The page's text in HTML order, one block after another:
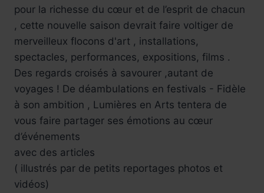
pour la richesse du cœur et de l’esprit de chacun
, cette nouvelle saison devrait faire voltiger de
merveilleux flocons d'art , installations,
spectacles, performances, expositions, films .
Des regards croisés à savourer ,autant de
voyages ! De déambulations en festivals - Fidèle
à son ambition , Lumières en Arts tentera de
vous faire partager ses émotions au cœur
d’événements
avec des articles
( illustrés par de petits reportages photos et
vidéos)